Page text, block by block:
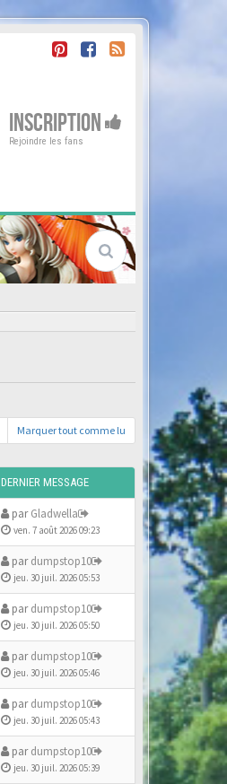
INSCRIPTION
Rejoindre les fans
Marquer tout comme lu
DERNIER MESSAGE
parGladwella
ven. 7 août 2026 09:23
pardumpstop10
jeu. 30 juil. 2026 05:53
pardumpstop10
jeu. 30 juil. 2026 05:50
pardumpstop10
jeu. 30 juil. 2026 05:46
pardumpstop10
jeu. 30 juil. 2026 05:43
pardumpstop10
jeu. 30 juil. 2026 05:39